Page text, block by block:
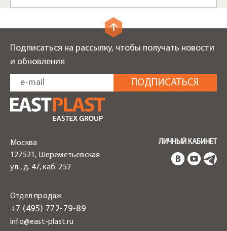
Подписаться на рассылку, чтобы получать новости
и обновления
Москва
127521, Шереметьевская
ул., д. 47, каб. 252
Отдел продаж
+7 (495) 772-79-89
info@east-plast.ru
ЛИЧНЫЙ КАБИНЕТ